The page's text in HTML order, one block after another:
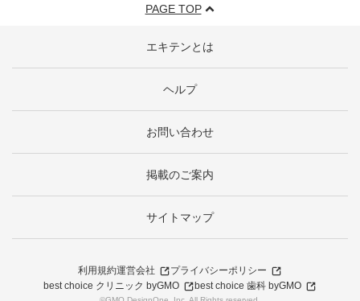
PAGE TOP
エキテンとは
ヘルプ
お問い合わせ
掲載のご案内
サイトマップ
利用規約運営会社
プライバシーポリシー
best choice クリニック byGMO
best choice 歯科 byGMO